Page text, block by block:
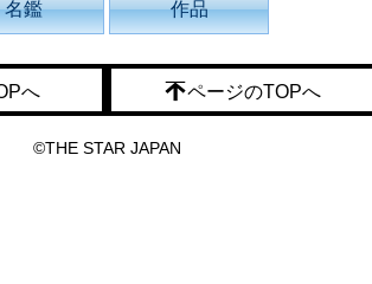
名鑑 作品
へ ページのTOPへ
©THE STAR JAPAN